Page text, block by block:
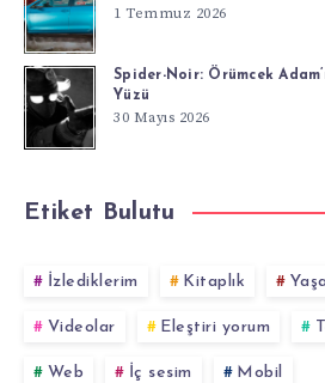
1 Temmuz 2026
Spider-Noir: Örümcek
Yüzü
30 Mayıs 2026
Etiket Bulutu
İzlediklerim Kitaplık
Videolar Eleştiri yorum
Web İç sesim Mobil